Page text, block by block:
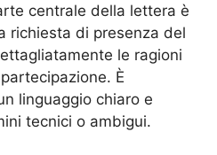
centrale della lettera è
richiesta di presenza del
le ragioni
È
linguaggio chiaro e
tecnici o ambigui.